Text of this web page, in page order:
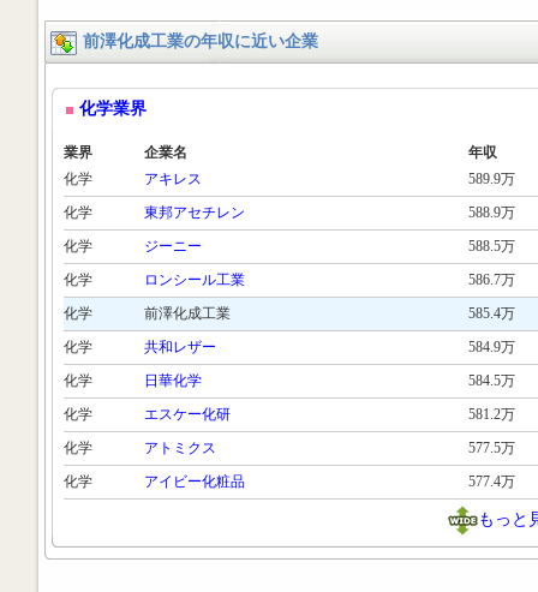
前澤化成工業の年収に近い企業
化学業界
業界 企業名
年収
化学
アキレス
589.9万
化学
東邦アセチレン
588.9万
化学
ジーニー
588.5万
化学
ロンシール工業
586.7万
化学
前澤化成工業
585.4万
化学
共和レザー
584.9万
化学
日華化学
584.5万
化学
エスケー化研
581.2万
化学
アトミクス
577.5万
化学
アイビー化粧品 577.4万
もっと